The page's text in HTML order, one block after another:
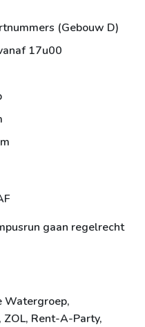
(Gebouw D)
17u00
gaan regelrecht
Watergroep,
Rent-A-Party,